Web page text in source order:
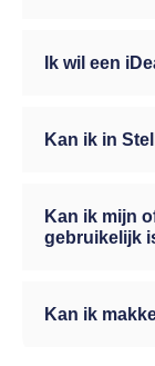
Ik wil een
Kan ik in
Kan ik mijn
gebruikelijk
Kan ik